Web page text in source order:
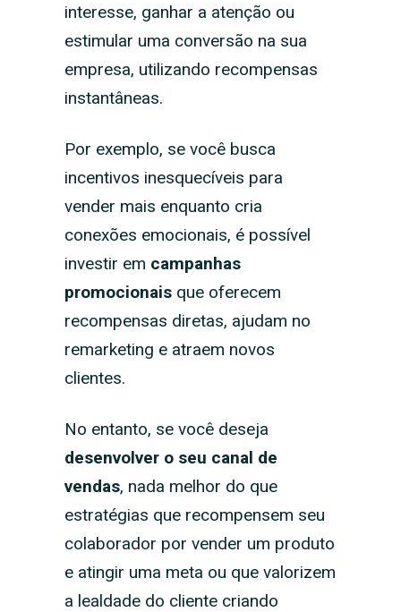
interesse, ganhar a atenção ou
estimular uma conversão na sua
empresa, utilizando recompensas
instantâneas.
Por exemplo, se você busca
incentivos inesquecíveis para
vender mais enquanto cria
conexões emocionais, é possível
investir em campanhas
promocionaisque oferecem
recompensas diretas, ajudam no
remarketing e atraem novos
clientes.
No entanto, se você deseja
desenvolver o seu canal de
vendas, nada melhor do que
estratégias que recompensem seu
colaborador por vender um produto
e atingir uma meta ou que valorizem
a lealdade do cliente criando